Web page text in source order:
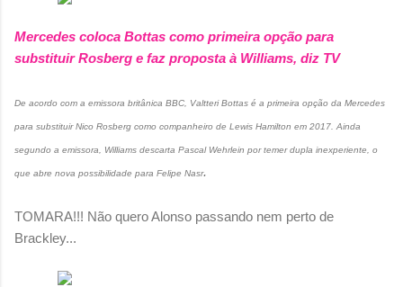
Mercedes coloca Bottas como primeira opção para
substituir Rosberg e faz proposta à Williams, diz TV
De acordo com a emissora britânica BBC, Valtteri Bottas é a primeira opção da Mercedes
para substituir Nico Rosberg como companheiro de Lewis Hamilton em 2017. Ainda
segundo a emissora, Williams descarta Pascal Wehrlein por temer dupla inexperiente, o
que abre nova possibilidade para Felipe Nasr.
TOMARA!!! Não quero Alonso passando nem perto de
Brackley...